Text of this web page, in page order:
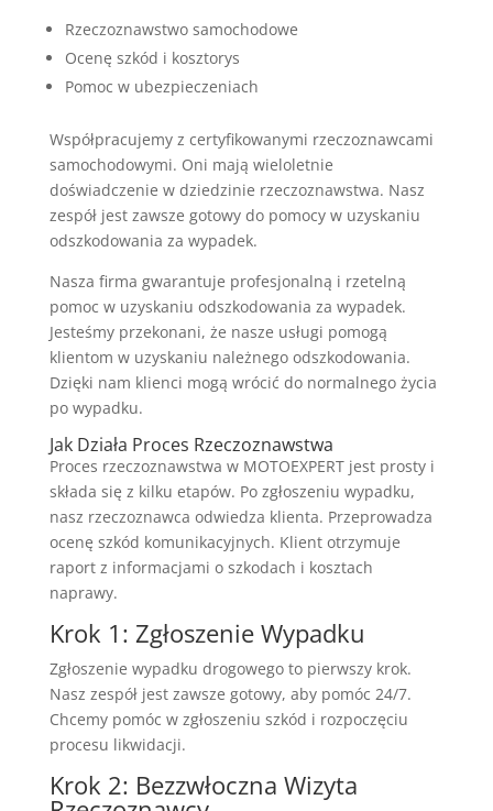
Rzeczoznawstwo samochodowe
Ocenę szkód i kosztorys
Pomoc w ubezpieczeniach
Współpracujemy z certyfikowanymi rzeczoznawcami
samochodowymi. Oni mają wieloletnie
doświadczenie w dziedzinie rzeczoznawstwa. Nasz
zespół jest zawsze gotowy do pomocy w uzyskaniu
odszkodowania za wypadek.
Nasza firma gwarantuje profesjonalną i rzetelną
pomoc w uzyskaniu odszkodowania za wypadek.
Jesteśmy przekonani, że nasze usługi pomogą
klientom w uzyskaniu należnego odszkodowania.
Dzięki nam klienci mogą wrócić do normalnego życia
po wypadku.
Jak Działa Proces Rzeczoznawstwa
Proces rzeczoznawstwa w MOTOEXPERT jest prosty i
składa się z kilku etapów. Po zgłoszeniu wypadku,
nasz rzeczoznawca odwiedza klienta. Przeprowadza
ocenę szkód komunikacyjnych. Klient otrzymuje
raport z informacjami o szkodach i kosztach
naprawy.
Krok 1: Zgłoszenie Wypadku
Zgłoszenie wypadku drogowego to pierwszy krok.
Nasz zespół jest zawsze gotowy, aby pomóc 24/7.
Chcemy pomóc w zgłoszeniu szkód i rozpoczęciu
procesu likwidacji.
Krok 2: Bezzwłoczna Wizyta